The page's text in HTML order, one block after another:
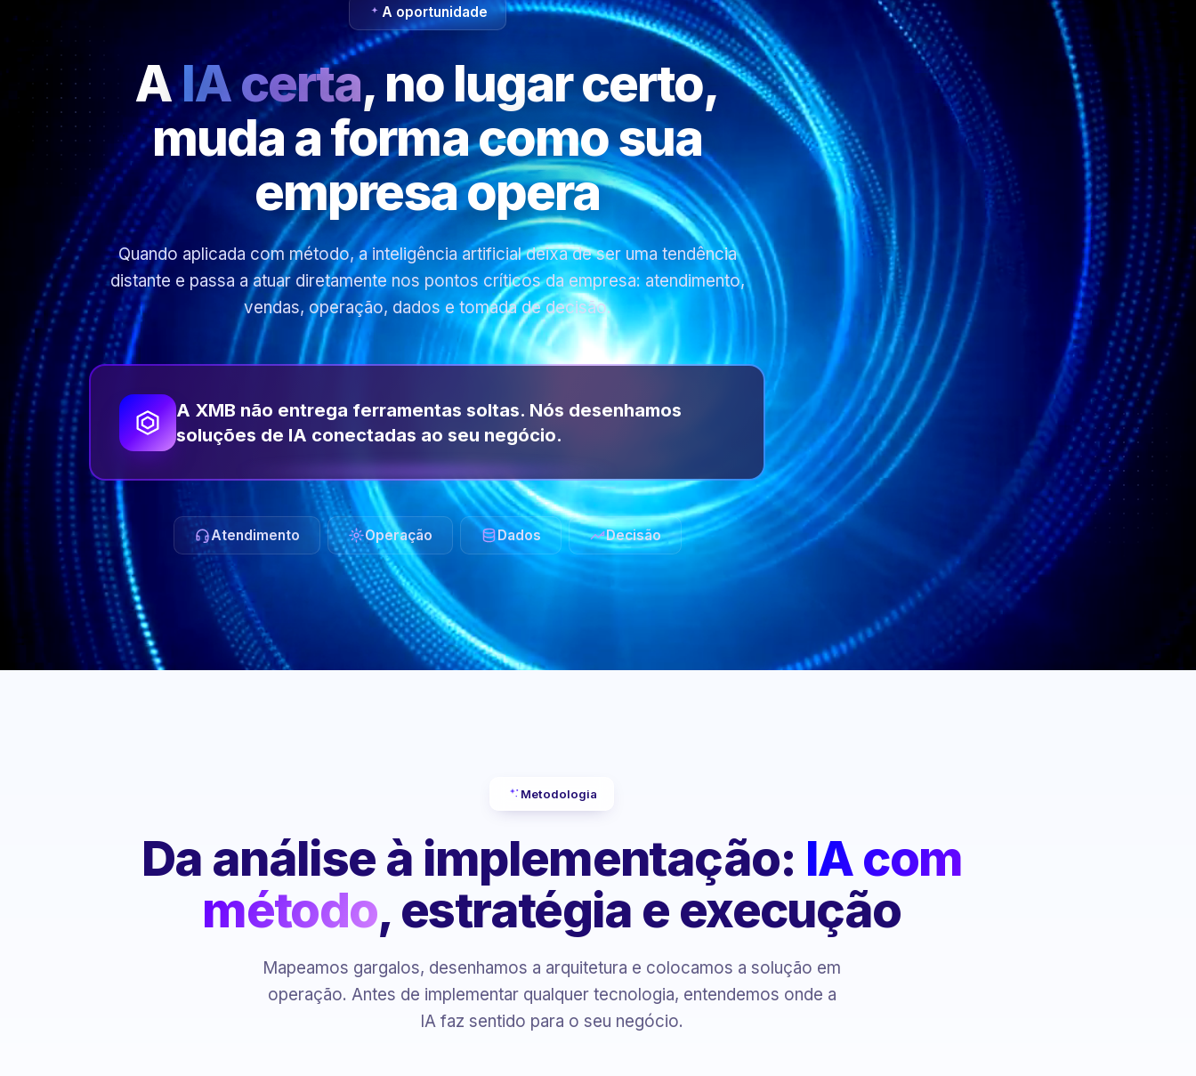
A oportunidade
AIA certa, no lugar certo,
muda a forma como sua
empresa opera
Quando aplicada com método, a inteligência artificial deixa de ser uma tendência
distante e passa a atuar diretamente nos pontos críticos da empresa: atendimento,
vendas, operação, dados e tomada de decisão.
A XMB não entrega ferramentas soltas. Nós desenhamos
soluções de IA conectadas ao seu negócio.
Atendimento Operação Dados Decisão
Metodologia
Da análise à implementação: IA com
método, estratégia e execução
Mapeamos gargalos, desenhamos a arquitetura e colocamos a solução em
operação. Antes de implementar qualquer tecnologia, entendemos onde a
IA faz sentido para o seu negócio.